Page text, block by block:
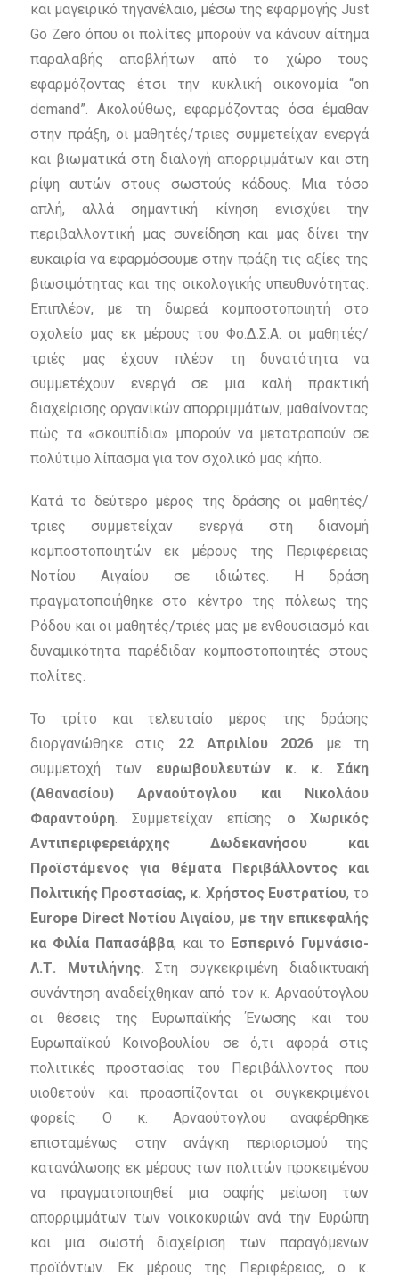
και μαγειρικό τηγανέλαιο, μέσω της εφαρμογής Just
Go Zero όπου οι πολίτες μπορούν να κάνουν αίτημα
παραλαβής αποβλήτων από το χώρο τους
εφαρμόζοντας έτσι την κυκλική οικονομία “on
demand”. Ακολούθως, εφαρμόζοντας όσα έμαθαν
στην πράξη, οι μαθητές/τριες συμμετείχαν ενεργά
και βιωματικά στη διαλογή απορριμμάτων και στη
ρίψη αυτών στους σωστούς κάδους. Μια τόσο
απλή, αλλά σημαντική κίνηση ενισχύει την
περιβαλλοντική μας συνείδηση και μας δίνει την
ευκαιρία να εφαρμόσουμε στην πράξη τις αξίες της
βιωσιμότητας και της οικολογικής υπευθυνότητας.
Επιπλέον, με τη δωρεά κομποστοποιητή στο
σχολείο μας εκ μέρους του Φο.Δ.Σ.Α. οι μαθητές/
τριές μας έχουν πλέον τη δυνατότητα να
συμμετέχουν ενεργά σε μια καλή πρακτική
διαχείρισης οργανικών απορριμμάτων, μαθαίνοντας
πώς τα «σκουπίδια» μπορούν να μετατραπούν σε
πολύτιμο λίπασμα για τον σχολικό μας κήπο.
Κατά το δεύτερο μέρος της δράσης οι μαθητές/
τριες συμμετείχαν ενεργά στη διανομή
κομποστοποιητών εκ μέρους της Περιφέρειας
Νοτίου Αιγαίου σε ιδιώτες. Η δράση
πραγματοποιήθηκε στο κέντρο της πόλεως της
Ρόδου και οι μαθητές/τριές μας με ενθουσιασμό και
δυναμικότητα παρέδιδαν κομποστοποιητές στους
πολίτες.
Το τρίτο και τελευταίο μέρος της δράσης
διοργανώθηκε στις 22 Απριλίου 2026 με τη
συμμετοχή των ευρωβουλευτών κ. κ. Σάκη
(Αθανασίου) Αρναούτογλου και Νικολάου
Φαραντούρη. Συμμετείχαν επίσης ο Χωρικός
Αντιπεριφερειάρχης Δωδεκανήσου και
Προϊστάμενος για θέματα Περιβάλλοντος και
Πολιτικής Προστασίας, κ. Χρήστος Ευστρατίου, το
Europe Direct Νοτίου Αιγαίου, με την επικεφαλής
κα Φιλία Παπασάββα, και το Εσπερινό Γυμνάσιο-
Λ.Τ. Μυτιλήνης. Στη συγκεκριμένη διαδικτυακή
συνάντηση αναδείχθηκαν από τον κ. Αρναούτογλου
οι θέσεις της Ευρωπαϊκής Ένωσης και του
Ευρωπαϊκού Κοινοβουλίου σε ό,τι αφορά στις
πολιτικές προστασίας του Περιβάλλοντος που
υιοθετούν και προασπίζονται οι συγκεκριμένοι
φορείς. Ο κ. Αρναούτογλου αναφέρθηκε
επισταμένως στην ανάγκη περιορισμού της
κατανάλωσης εκ μέρους των πολιτών προκειμένου
να πραγματοποιηθεί μια σαφής μείωση των
απορριμμάτων των νοικοκυριών ανά την Ευρώπη
και μια σωστή διαχείριση των παραγόμενων
προϊόντων. Εκ μέρους της Περιφέρειας, ο κ.